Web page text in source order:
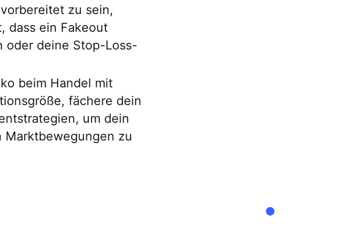
zu sein,
dass ein Fakeout
oder deine Stop-Loss-
beim Handel mit
fächere dein
um dein
zu